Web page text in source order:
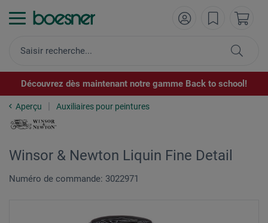
Découvrez dès maintenant notre gamme Back to school!
Aperçu Auxiliaires pour peintures
Winsor & Newton Liquin Fine Detail
Numéro de commande: 3022971